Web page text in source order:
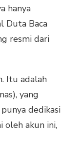
hanya
Duta Baca
resmi dari
Itu adalah
yang
dedikasi
oleh akun ini,